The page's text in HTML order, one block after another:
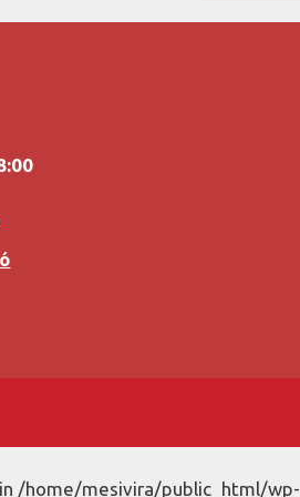
/home/mesivira/public_html/wp-